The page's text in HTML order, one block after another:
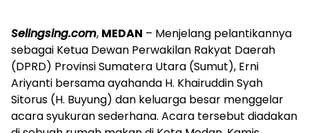
Selingsing.com, MEDAN – Menjelang pelantikannya
sebagai Ketua Dewan Perwakilan Rakyat Daerah
(DPRD) Provinsi Sumatera Utara (Sumut), Erni
Ariyanti bersama ayahanda H. Khairuddin Syah
Sitorus (H. Buyung) dan keluarga besar menggelar
acara syukuran sederhana. Acara tersebut diadakan